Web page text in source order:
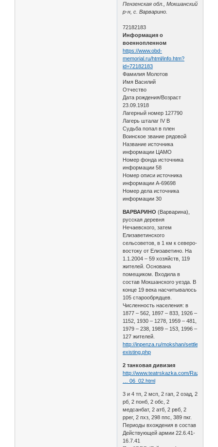
Пензенская обл., Мокшанский
р-н, с. Варварино.
72182183
Информация о
военнопленном
https://www.obd-
memorial.ru/html/info.htm?
id=72182183
Фамилия Молотов
Имя Василий
Отчество
Дата рождения/Возраст
23.09.1918
Лагерный номер 127790
Лагерь шталаг IV B
Судьба попал в плен
Воинское звание рядовой
Название источника
информации ЦАМО
Номер фонда источника
информации 58
Номер описи источника
информации A-69698
Номер дела источника
информации 30
ВАРВАРИНО (Варварина),
русская деревня
Нечаевского, затем
Елизаветинского
сельсоветов, в 1 км к северо-
востоку от Елизаветино. На
1.1.2004 – 59 хозяйств, 119
жителей. Основана
помещиком. Входила в
состав Мокшанского уезда. В
конце 19 века насчитывалось
105 старообрядцев.
Численность населения: в
1877 – 562, 1897 – 833, 1926 –
1152, 1930 – 1278, 1959 – 481,
1979 – 238, 1989 – 153, 1996 –
127 жителей.
http://inpenza.ru/mokshan/settlements-
existing.php
2 танковая дивизия
http://www.teatrskazka.com/Raznoe/
… 06_02.html
3 и 4 тп, 2 мсп, 2 гап, 2 озад, 2
рб, 2 понб, 2 обс, 2
медсанбат, 2 атб, 2 рвб, 2
ррег, 2 пхз, 298 ппс, 389 пкг.
Периоды вхождения в состав
Действующей армии 22.6.41-
16.7.41